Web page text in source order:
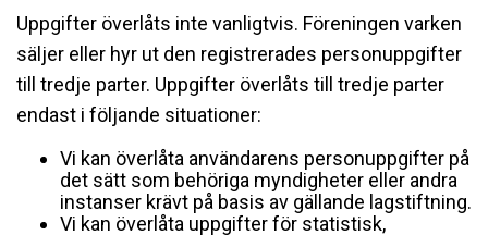
Uppgifter överlåts inte vanligtvis. Föreningen varken
säljer eller hyr ut den registrerades personuppgifter
till tredje parter. Uppgifter överlåts till tredje parter
endast i följande situationer:
Vi kan överlåta användarens personuppgifter på
det sätt som behöriga myndigheter eller andra
instanser krävt på basis av gällande lagstiftning.
Vi kan överlåta uppgifter för statistisk,